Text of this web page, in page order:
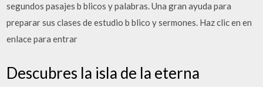
segundos pasajes b blicos y palabras. Una gran ayuda para
preparar sus clases de estudio b blico y sermones. Haz clic en en
enlace para entrar
Descubres la isla de la eterna